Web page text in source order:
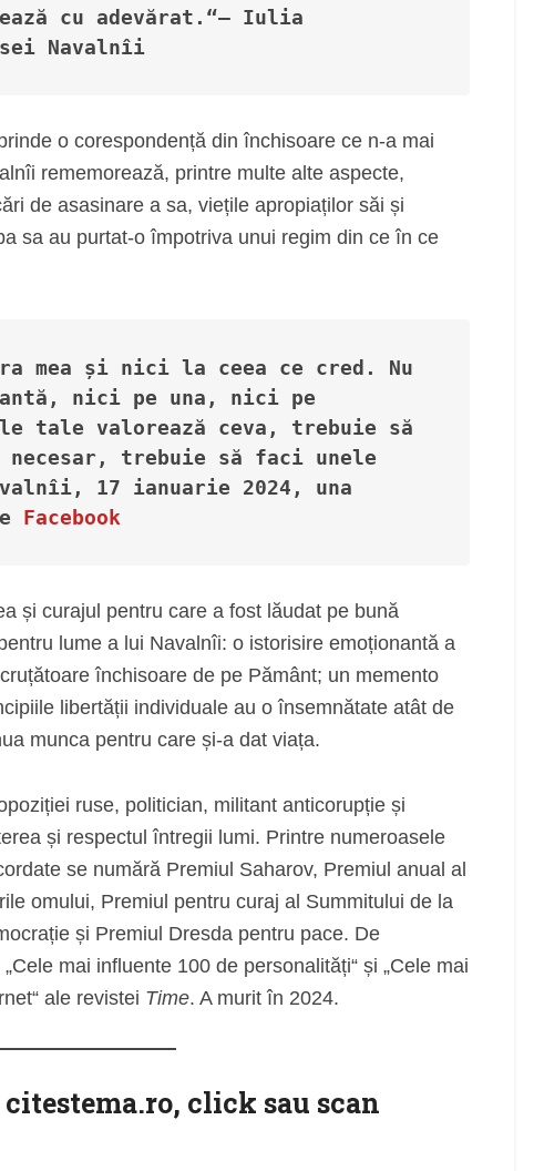
cu adevărat.“— Iulia
Navalnîi
o corespondență din închisoare ce n-a mai
rememorează, printre multe alte aspecte,
de asasinare a sa, viețile apropiaților săi și
sa au purtat-o împotriva unui regim din ce în ce
mea și nici la ceea ce cred. Nu
nici pe una, nici pe
tale valorează ceva, trebuie să
trebuie să faci unele
17 ianuarie 2024, una
Facebook
și curajul pentru care a fost lăudat pe bună
lume a lui Navalnîi: o istorisire emoționantă a
închisoare de pe Pământ; un memento
libertății individuale au o însemnătate atât de
munca pentru care și-a dat viața.
ruse, politician, militant anticorupție și
și respectul întregii lumi. Printre numeroasele
se numără Premiul Saharov, Premiul anual al
omului, Premiul pentru curaj al Summitului de la
și Premiul Dresda pentru pace. De
mai influente 100 de personalități“ și „Cele mai
ale revistei Time. A murit în 2024.
click sau scan